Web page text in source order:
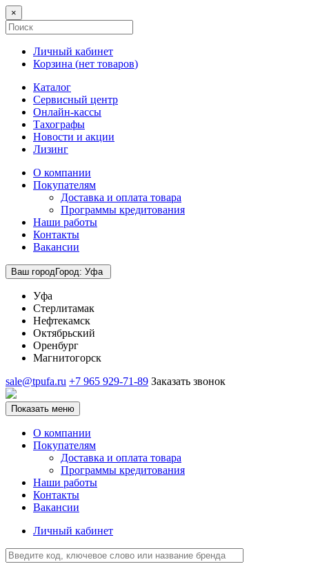
×
Личный кабинет
Корзина (нет товаров)
Каталог
Сервисный центр
Онлайн-кассы
Тахографы
Новости и акции
Лизинг
О компании
Покупателям
Доставка и оплата товара
Программы кредитования
Наши работы
Контакты
Вакансии
Ваш городГород: Уфа
Уфа
Стерлитамак
Нефтекамск
Октябрьский
Оренбург
Магнитогорск
sale@tpufa.ru +7 965 929-71-89 Заказать звонок
Показать меню
О компании
Покупателям
Доставка и оплата товара
Программы кредитования
Наши работы
Контакты
Вакансии
Личный кабинет